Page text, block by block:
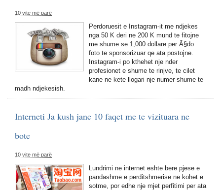
10 vite më parë
Perdoruesit e Instagram-it me ndjekes
nga 50 K deri ne 200 K mund te fitojne
me shume se 1,000 dollare per Ã§do
foto te sponsorizuar qe ata postojne.
Instagram-i po kthehet nje nder
profesionet e shume te rinjve, te cilet
kane ne kete llogari nje numer shume te
madh ndjekesish.
Interneti Ja kush jane 10 faqet me te vizituara ne
bote
10 vite më parë
Lundrimi ne internet eshte bere pjese e
pandashme e perditshmerise ne kohet e
sotme, por edhe nje mjet perfitimi per ata